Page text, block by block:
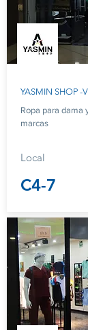
YASMIN SHOP -
Ropa para dama
marcas
Local
C4-7